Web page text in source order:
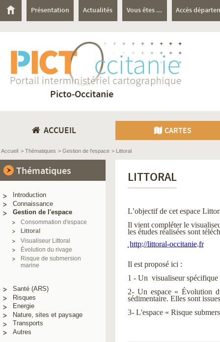
Présentation Actualités Vous êtes ... Accès
Picto-Occitanie
ACCUEIL CARTES
Accueil > Thématiques > Gestion de l'espace > Littoral
Thématiques
Introduction
Connaissance
Gestion de l'espace
Consommation d'espace
Littoral
Visualiseur Littoral
Évolution du rivage
Risque de submersion
marine
Santé (ARS)
Risques
Energie
Nature, sites et paysage
Transports
Autres
LITTORAL
L’objectif de cet espace
Il vient compléter le
les études réalisées sont
http://littoral-occitanie.fr
Il est proposé ici :
1 - Un visualiseur spécifique
2- Un espace « Évolution
sédimentaire. Elles sont
3- L'espace « Risque